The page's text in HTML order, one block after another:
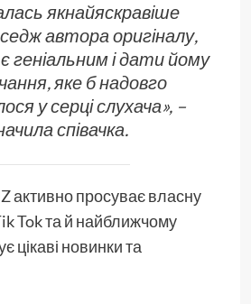
якнайяскравіше
автора оригіналу,
геніальним і дати йому
яке б надовго
у серці слухача», –
співачка.
активно просуває власну
Tok та й найближчому
цікаві новинки та